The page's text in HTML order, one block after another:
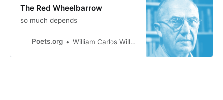
The Red Wheelbarrow
so much depends
Poets.org William Carlos Williams